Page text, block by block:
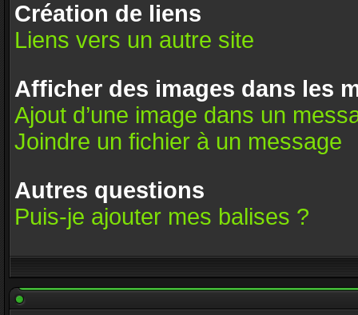
Création de liens
Liens vers un autre site
Afficher des images dans les
Ajout d’une image dans un
Joindre un fichier à un message
Autres questions
Puis-je ajouter mes balises ?